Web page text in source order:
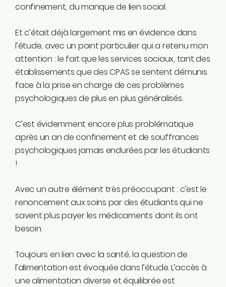
confinement, du manque de lien social.
Et c’était déjà largement mis en évidence dans
l’étude, avec un point particulier qui a retenu mon
attention : le fait que les services sociaux, tant des
établissements que des CPAS se sentent démunis
face à la prise en charge de ces problèmes
psychologiques de plus en plus généralisés.
C’est évidemment encore plus problématique
après un an de confinement et de souffrances
psychologiques jamais endurées par les étudiants
!
Avec un autre élément très préoccupant : c’est le
renoncement aux soins par des étudiants qui ne
savent plus payer les médicaments dont ils ont
besoin.
Toujours en lien avec la santé, la question de
l’alimentation est évoquée dans l’étude. L’accès à
une alimentation diverse et équilibrée est